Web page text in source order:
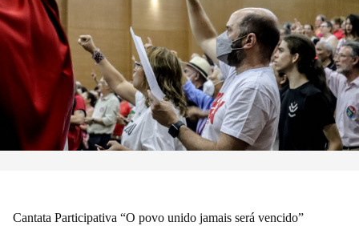
Cantata Participativa “O povo unido jamais será vencido”